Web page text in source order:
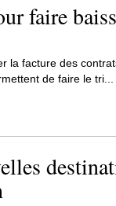
faire
la facture des
de faire le tri...